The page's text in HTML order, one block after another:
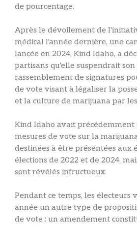
de pourcentage.
Après le dévoilement de
médical l'année dernière, une
lancée en 2024, Kind Idaho, a
partisans qu'elle suspendrait
rassemblement de signatures
de vote visant à légaliser la
et la culture de marijuana par
Kind Idaho avait
mesures de vote sur la
destinées à être présentées aux
élections de 2022 et de 2024,
sont révélés infructueux.
Pendant ce temps, les électeurs
année un autre type de
de vote : un amendement